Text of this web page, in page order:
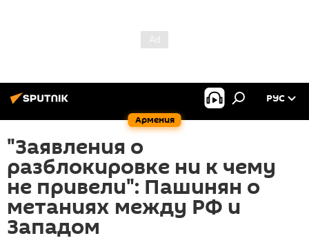
Армения
РУС
"Заявления о
разблокировке ни к чему
не привели": Пашинян о
метаниях между РФ и
Западом